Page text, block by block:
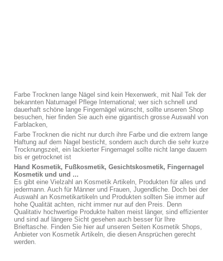
Farbe Trocknen lange Nägel sind kein Hexenwerk, mit Nail Tek der
bekannten Naturnagel Pflege International; wer sich schnell und
dauerhaft schöne lange Fingernägel wünscht, sollte unseren Shop
besuchen, hier finden Sie auch eine gigantisch grosse Auswahl von
Farblacken,
Farbe Trocknen die nicht nur durch ihre Farbe und die extrem lange
Haftung auf dem Nagel besticht, sondern auch durch die sehr kurze
Trocknungszeit, ein lackierter Fingernagel sollte nicht lange dauern
bis er getrocknet ist
Hand Kosmetik, Fußkosmetik, Gesichtskosmetik, Fingernagel
Kosmetik und und ...
Es gibt eine Vielzahl an Kosmetik Artikeln, Produkten für alles und
jedermann. Auch für Männer und Frauen, Jugendliche. Doch bei der
Auswahl an Kosmetikartikeln und Produkten sollten Sie immer auf
hohe Qualität achten, nicht immer nur auf den Preis. Denn
Qualitativ hochwertige Produkte halten meist länger, sind effizienter
und sind auf längere Sicht gesehen auch besser für Ihre
Brieftasche. Finden Sie hier auf unseren Seiten Kosmetik Shops,
Anbieter von Kosmetik Artikeln, die diesen Ansprüchen gerecht
werden.